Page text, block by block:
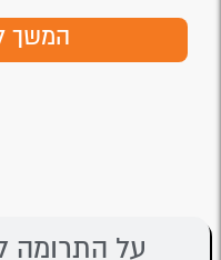
על התרומה
המשך